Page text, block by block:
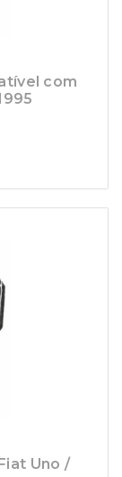
com
Uno /